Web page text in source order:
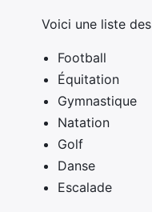
Voici une liste des
Football
Équitation
Gymnastique
Natation
Golf
Danse
Escalade